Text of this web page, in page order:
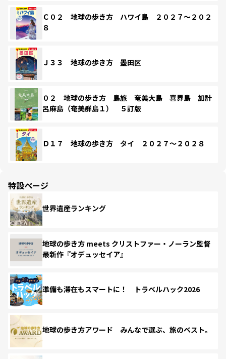
Ｃ０２ 地球の歩き方 ハワイ島 ２０２７～２０２
８
Ｊ３３ 地球の歩き方 墨田区
０２ 地球の歩き方 島旅 奄美大島 喜界島 加計
呂麻島（奄美群島１） ５訂版
Ｄ１７ 地球の歩き方 タイ ２０２７～２０２８
特設ページ
世界遺産ランキング
地球の歩き方 meets クリストファー・ノーラン監督
最新作『オデュッセイア』
準備も滞在もスマートに！ トラベルハック2026
地球の歩き方アワード みんなで選ぶ、旅のベスト。